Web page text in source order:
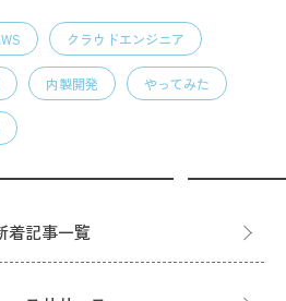
クラウドエンジニア
内製開発 やってみた
着記事一覧